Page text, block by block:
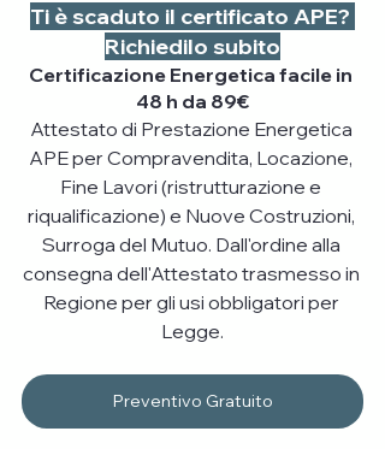
​Ti è scaduto il certificato APE?
Richiedilo subito
Certificazione Energetica facile in
48 h da 89€
Attestato di Prestazione Energetica
APE per Compravendita, Locazione,
Fine Lavori (ristrutturazione e
riqualificazione) e Nuove Costruzioni,
Surroga del Mutuo. Dall'ordine alla
consegna dell'Attestato trasmesso in
Regione per gli usi obbligatori per
Legge.
Preventivo Gratuito